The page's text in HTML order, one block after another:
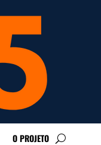
O PROJETO